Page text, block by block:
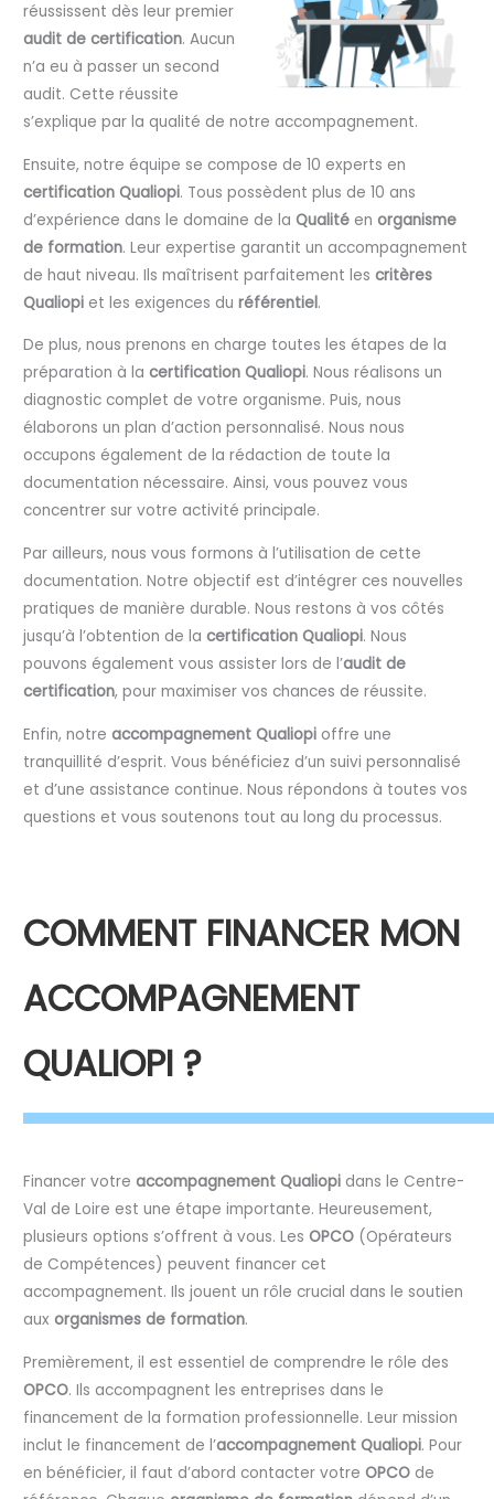
réussissent dès leur premier
audit de certification. Aucun
n’a eu à passer un second
audit. Cette réussite
s’explique par la qualité de notre accompagnement.
Ensuite, notre équipe se compose de 10 experts en
certification Qualiopi. Tous possèdent plus de 10 ans
d’expérience dans le domaine de la Qualité enorganisme
de formation. Leur expertise garantit un accompagnement
de haut niveau. Ils maîtrisent parfaitement lescritères
Qualiopi et les exigences duréférentiel.
De plus, nous prenons en charge toutes les étapes de la
préparation à lacertification Qualiopi. Nous réalisons un
diagnostic complet de votre organisme. Puis, nous
élaborons un plan d’action personnalisé. Nous nous
occupons également de la rédaction de toute la
documentation nécessaire. Ainsi, vous pouvez vous
concentrer sur votre activité principale.
Par ailleurs, nous vous formons à l’utilisation de cette
documentation. Notre objectif est d’intégrer ces nouvelles
pratiques de manière durable. Nous restons à vos côtés
jusqu’à l’obtention de lacertification Qualiopi. Nous
pouvons également vous assister lors de l’audit de
certification, pour maximiser vos chances de réussite.
Enfin, notreaccompagnement Qualiopi offre une
tranquillité d’esprit. Vous bénéficiez d’un suivi personnalisé
et d’une assistance continue. Nous répondons à toutes vos
questions et vous soutenons tout au long du processus.
COMMENT FINANCER MON
ACCOMPAGNEMENT
QUALIOPI ?
Financer votreaccompagnement Qualiopi dans le Centre-
Val de Loire est une étape importante. Heureusement,
plusieurs options s’offrent à vous. Les OPCO (Opérateurs
de Compétences) peuvent financer cet
accompagnement. Ils jouent un rôle crucial dans le soutien
auxorganismes de formation.
Premièrement, il est essentiel de comprendre le rôle des
OPCO. Ils accompagnent les entreprises dans le
financement de la formation professionnelle. Leur mission
inclut le financement de l’accompagnement Qualiopi. Pour
en bénéficier, il faut d’abord contacter votre OPCO de